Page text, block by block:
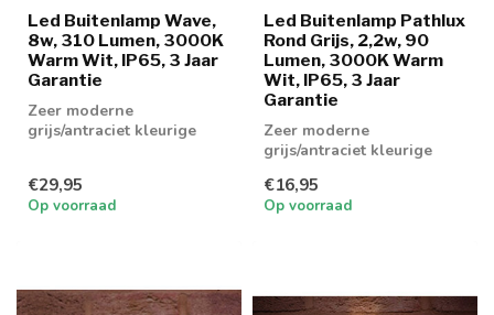
Led Buitenlamp Wave,
8w, 310 Lumen, 3000K
Warm Wit, IP65, 3 Jaar
Garantie
Zeer moderne
grijs/antraciet kleurige
€29,95
Op voorraad
Led Buitenlamp Pathlux
Rond Grijs, 2,2w, 90
Lumen, 3000K Warm
Wit, IP65, 3 Jaar
Garantie
Zeer moderne
grijs/antraciet kleurige
geïntegreerd led
verlichtin...
€16,95
Op voorraad